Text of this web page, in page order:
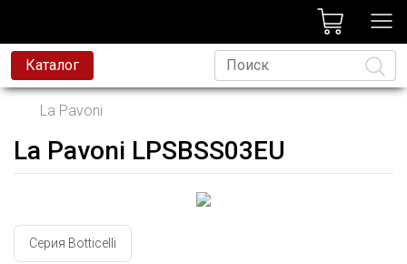
Каталог
La Pavoni
La Pavoni LPSBSS03EU
Серия Botticelli